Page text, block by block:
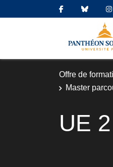
Offre de
Master
UE